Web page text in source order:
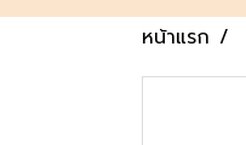
หน้าแรก